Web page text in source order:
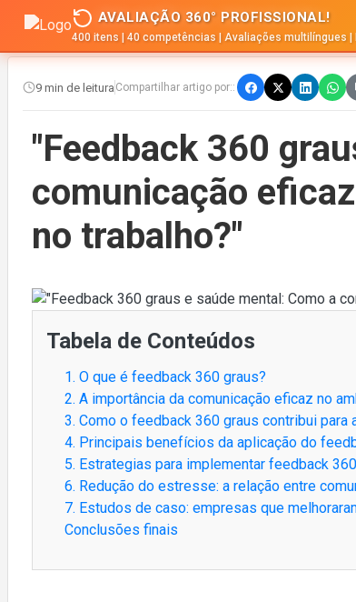
AVALIAÇÃO 360° PROFISSIONAL!
400 itens | 40 competências | Avaliações multilíngues
9 min de leitura Compartilhar artigo por::
"Feedback 360
comunicação
no trabalho?"
Tabela de Conteúdos
1. O que é feedback 360 graus?
2. A importância da comunicação eficaz no
3. Como o feedback 360 graus contribui
4. Principais benefícios da aplicação do
5. Estrategias para implementar feedback
6. Redução do estresse: a relação entre
7. Estudos de caso: empresas que
Conclusões finais